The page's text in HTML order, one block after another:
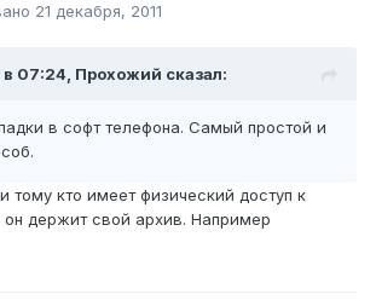
21 декабря, 2011
в 07:24, Прохожий сказал:
в софт телефона. Самый простой и
тому кто имеет физический доступ к
он держит свой архив. Например